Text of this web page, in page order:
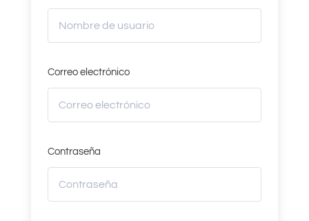
Correo electrónico
Contraseña